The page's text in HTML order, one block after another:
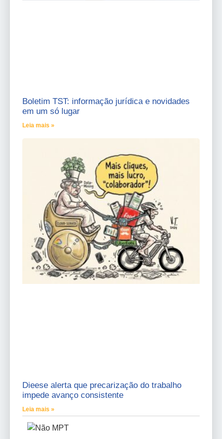
Boletim TST: informação jurídica e novidades
em um só lugar
Leia mais »
Dieese alerta que precarização do trabalho
impede avanço consistente
Leia mais »